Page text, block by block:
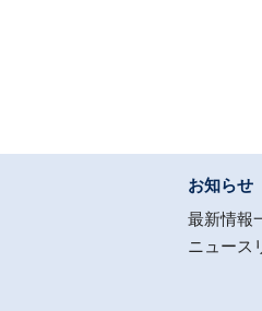
お知らせ
最新情報
ニュース